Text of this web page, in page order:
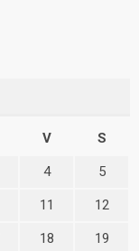
V S
4 5
11 12
18 19